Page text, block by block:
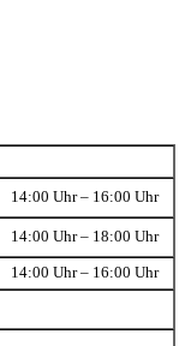
14:00 Uhr – 16:00 Uhr
14:00 Uhr – 18:00 Uhr
14:00 Uhr – 16:00 Uhr